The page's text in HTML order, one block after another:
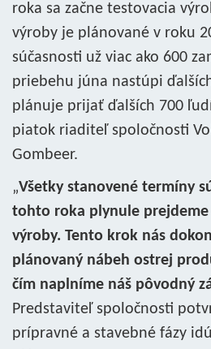
roka sa začne testovacia
výroby je plánované v roku
súčasnosti už viac ako 600
priebehu júna nastúpi
plánuje prijať ďalších 700
piatok riaditeľ spoločnosti
Gombeer.
„Všetky stanovené termíny
tohto roka plynule prejdeme
výroby. Tento krok nás
plánovaný nábeh ostrej
čím naplníme náš pôvodný
Predstaviteľ spoločnosti
prípravné a stavebné fázy